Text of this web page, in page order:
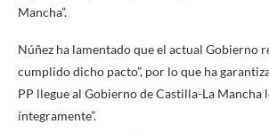
Mancha”.
Núñez ha lamentado que el actual Gobierno
cumplido dicho pacto”, por lo que ha
PP llegue al Gobierno de Castilla-La Mancha
íntegramente”.